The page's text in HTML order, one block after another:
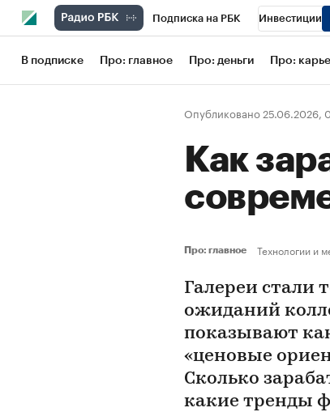
Подписка на РБК Инвестиции
Школа управления РБК РБК
Рынок наличной валюты
В подписке Про: главное Про: деньги Про:
Опубликовано 25.06.2026,
Как
Про: главное Технологии и
Галереи стали
ожиданий
показывают
«ценовые
Сколько
какие тренды